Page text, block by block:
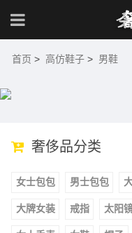
首页 > 高仿鞋子 > 男鞋
奢侈品分类
女士包包 男士包包
大牌女装 戒指 太阳